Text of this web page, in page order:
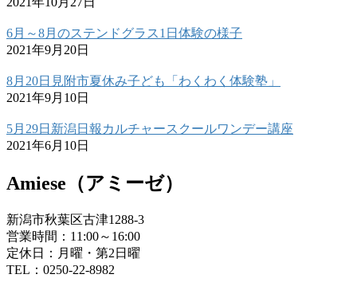
6月～8月のステンドグラス1日体験の様子
2021年9月20日
8月20日見附市夏休み子ども「わくわく体験塾」
2021年9月10日
5月29日新潟日報カルチャースクールワンデー講座
2021年6月10日
Amiese（アミーゼ）
新潟市秋葉区古津1288-3
営業時間：11:00～16:00
定休日：月曜・第2日曜
TEL：0250-22-8982